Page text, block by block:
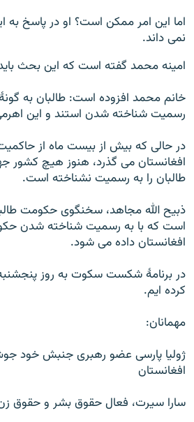
اما این امر ممکن است؟ او در پاسخ
نمی داند.
امینه محمد گفته است که این بحث
خانم محمد افزوده است: طالبان به
رسمیت شناخته شدن استند و این
در حالی که بیش از بیست ماه از حاکمیت
افغانستان می گذرد، هنوز هیچ
طالبان را به رسمیت نشناخته است.
ذبیح الله مجاهد، سخنگوی حکومت
است که با به رسمیت شناخته شدن
افغانستان داده می شود.
در برنامۀ شکست سکوت به روز
کرده ایم.
مهمانان:
ژولیا پارسی عضو رهبری جنبش خود
افغانستان
سارا سیرت، فعال حقوق بشر و حقوق